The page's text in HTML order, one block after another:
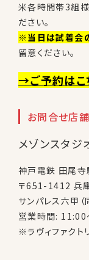
米各時間帯3組様
ださい。
※当日は試着会
留意ください。
→ご予約はこ
お問合せ店舗
メゾンスタジ
神戸電鉄 田尾寺
〒651-1412 兵
サンパレス六甲（
営業時間: 11:00
※ラヴィファクト